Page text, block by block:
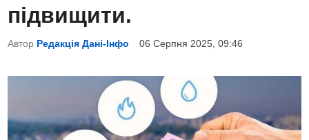
e
d
i
підвищити.
Автор Редакція Дані-Інфо 06 Серпня 2025, 09:46